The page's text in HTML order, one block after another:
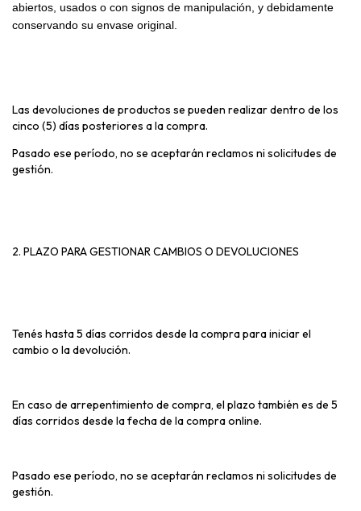
abiertos, usados o con signos de manipulación, y debidamente
conservando su envase original.
Las devoluciones de productos se pueden realizar dentro de los
cinco (5) días posteriores a la compra.
Pasado ese período, no se aceptarán reclamos ni solicitudes de
gestión.
2. PLAZO PARA GESTIONAR CAMBIOS O DEVOLUCIONES
Tenés hasta 5 días corridos desde la compra para iniciar el
cambio o la devolución.
En caso de arrepentimiento de compra, el plazo también es de 5
días corridos desde la fecha de la compra online.
Pasado ese período, no se aceptarán reclamos ni solicitudes de
gestión.